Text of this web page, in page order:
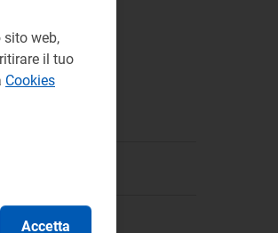
web,
il tuo
Cookies
Accetta